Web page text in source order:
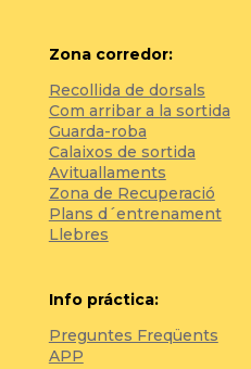
Zona corredor:
Recollida de dorsals
Com arribar a la sortida
Guarda-roba
Calaixos de sortida
Avituallaments
Zona de Recuperació
Plans d´entrenament
Llebres
Info práctica:
Preguntes Freqüents
APP